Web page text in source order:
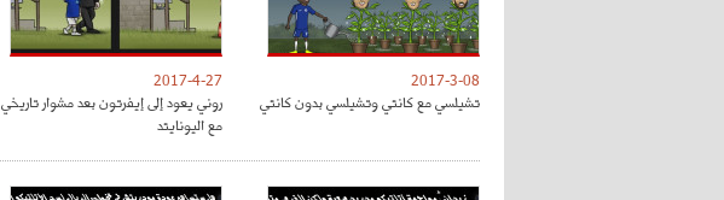
2017-3-08
تشيلسي مع كانتي وتشيلسي بدون كانتي
2017-4-27
روني يعود إلى إيفرتون بعد مشوار تاريخي
مع اليونايتد